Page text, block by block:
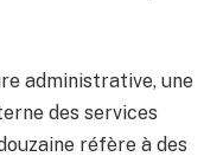
administrative, une
des services
réfère à des